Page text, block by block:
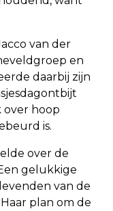
van der
en
daarbij zijn
over hoop
is.
over de
gelukkige
van de
plan om de